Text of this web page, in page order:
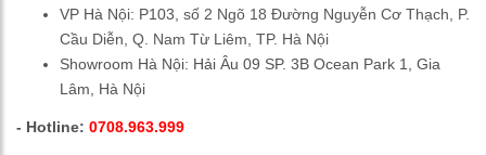
VP Hà Nội: P103, số 2 Ngõ 18 Đường Nguyễn Cơ Thạch, P.
Cầu Diễn, Q. Nam Từ Liêm, TP. Hà Nội
Showroom Hà Nội: Hải Âu 09 SP. 3B Ocean Park 1, Gia
Lâm, Hà Nội
- Hotline: 0708.963.999